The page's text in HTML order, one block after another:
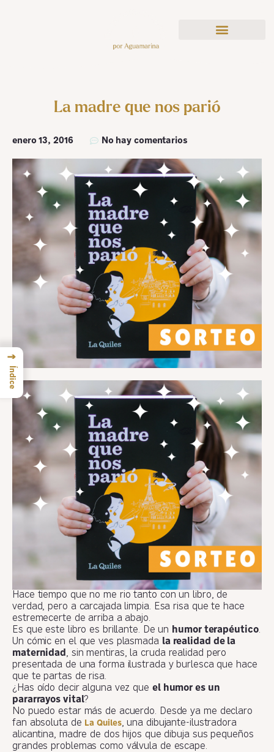
La madre que nos parió
enero 13, 2016 No hay comentarios
Hace tiempo que no me rio tanto con un libro, de
verdad, pero a carcajada limpia. Esa risa que te hace
estremecerte de arriba a abajo.
Es que este libro es brillante. De un humor terapéutico.
Un cómic en el que ves plasmada la realidad de la
maternidad, sin mentiras, la cruda realidad pero
presentada de una forma ilustrada y burlesca que hace
que te partas de risa.
¿Has oído decir alguna vez que el humor es un
pararrayos vital?
No puedo estar más de acuerdo. Desde ya me declaro
fan absoluta de La Quiles, una dibujante-ilustradora
alicantina, madre de dos hijos que dibuja sus pequeños
grandes problemas como válvula de escape.
→
Índice